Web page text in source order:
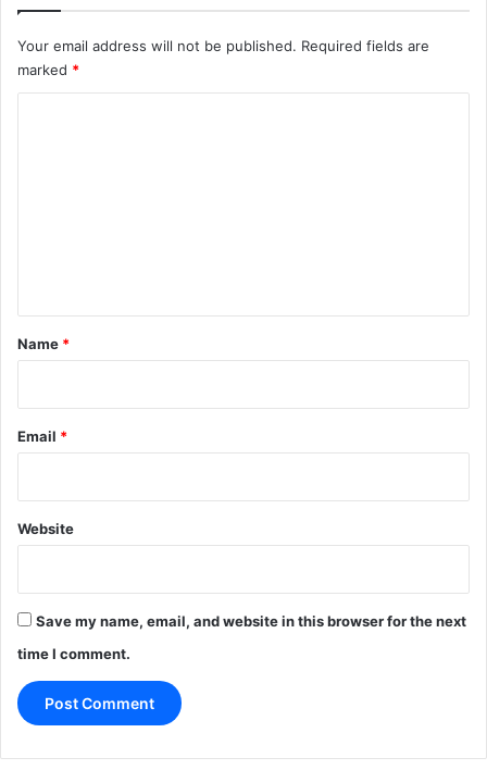
Your email address will not be published. Required fields are
marked *
*
Name *
Email *
Website
Save my name, email, and website in this browser for the next
time I comment.